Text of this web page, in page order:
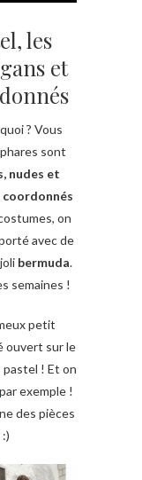
les
et
? Vous
sont
nudes et
coordonnés
on
avec de
bermuda.
semaines !
petit
ouvert sur le
! Et on
exemple !
des pièces